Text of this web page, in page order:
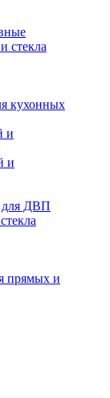
стекла
кухонных
и
и
для ДВП
прямых и